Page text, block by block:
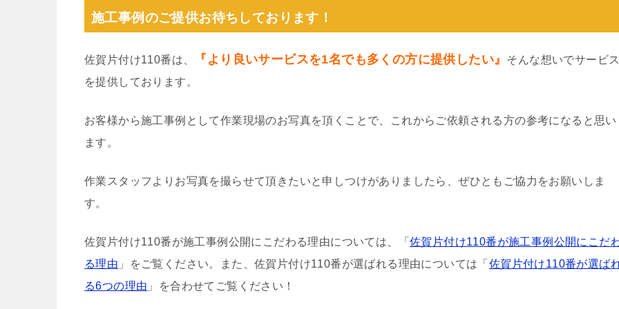
施工事例のご提供お待ちしております！
佐賀片付け110番は、 『より良いサービスを1名でも多くの方に提供したい』
そんな想いでサービス
を提供しております。
お客様から施工事例として作業現場のお写真を頂くことで、これからご依頼される方の参考になると思い
ます。
作業スタッフよりお写真を撮らせて頂きたいと申しつけがありましたら、ぜひともご協力をお願いしま
す。
佐賀片付け110番が施工事例公開にこだわる理由については、「 佐賀片付け110番が施工事例公開にこだ
る理由 」をご覧ください。また、佐賀片付け110番が選ばれる理由については「 佐賀片付け110番が選ば
る6つの理由 」を合わせてご覧ください！